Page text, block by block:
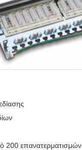
200 επανατερματισμών